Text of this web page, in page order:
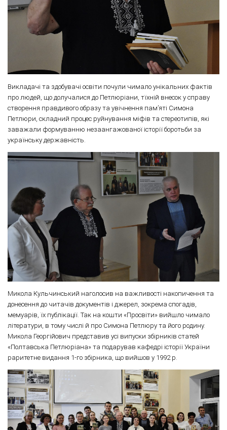
Викладачі та здобувачі освіти почули чимало унікальних фактів
про людей, що долучалися до Петлюріани, тїхній внесок у справу
створення правдивого образу та увічнення пам’яті Симона
Петлюри, складний процес руйнування міфів та стереотипів, які
заважали формуванню незаангажованої історії боротьби за
українську державність.
Микола Кульчинський наголосив на важливості накопичення та
донесення до читачів документів і джерел, зокрема спогадів,
мемуарів, їх публікації. Так на кошти «Просвіти» вийшло чимало
літератури, в тому числі й про Симона Петлюру та його родину.
Микола Георгійович представив усі випуски збірників статей
«Полтавська Петлюріана» та подарував кафедрі історії України
раритетне видання 1-го збірника, що вийшов у 1992 р.